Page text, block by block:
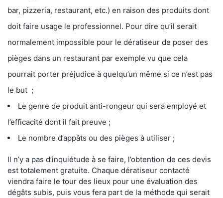
bar, pizzeria, restaurant, etc.) en raison des produits dont
doit faire usage le professionnel. Pour dire qu’il serait
normalement impossible pour le dératiseur de poser des
pièges dans un restaurant par exemple vu que cela
pourrait porter préjudice à quelqu’un même si ce n’est pas
le but ;
Le genre de produit anti-rongeur qui sera employé et
l’efficacité dont il fait preuve ;
Le nombre d’appâts ou des pièges à utiliser ;
Il n’y a pas d’inquiétude à se faire, l’obtention de ces devis
est totalement gratuite. Chaque dératiseur contacté
viendra faire le tour des lieux pour une évaluation des
dégâts subis, puis vous fera part de la méthode qui serait